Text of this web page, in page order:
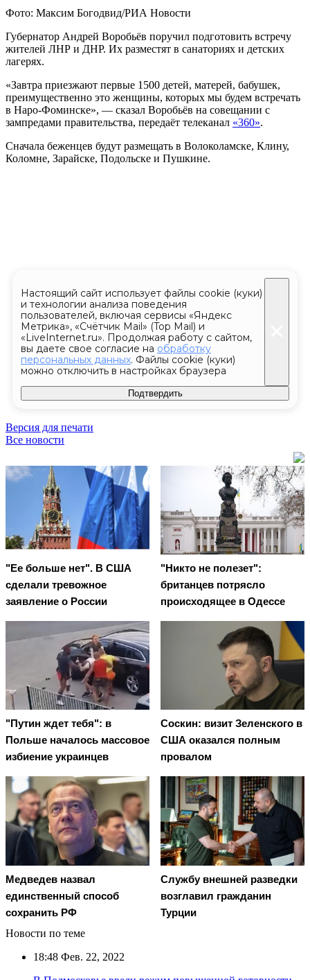
Фото: Максим Богодвид/РИА Новости
Губернатор Андрей Воробьёв поручил подготовить встречу
жителей ЛНР и ДНР. Их разместят в санаториях и детских
лагерях.
«Завтра приезжают первые 1500 детей, матерей, бабушек,
преимущественно это женщины, которых мы будем встречать
в Наро-Фоминске», — сказал Воробьёв на совещании с
зампредами правительства, передаёт телеканал «360».
Сначала беженцев будут размещать в Волоколамске, Клину,
Коломне, Зарайске, Подольске и Пушкине.
Версия для печати
Все новости
"Ее больше нет". В США
сделали тревожное
заявление о России
"Никто не полезет":
британцев потрясло
происходящее в Одессе
"Путин ждет тебя": в
Польше началось массовое
избиение украинцев
Соскин: визит Зеленского в
США оказался полным
провалом
Медведев назвал
единственный способ
сохранить РФ
Службу внешней разведки
возглавил гражданин
Турции
Новости по теме
18:48 Фев. 22, 2022